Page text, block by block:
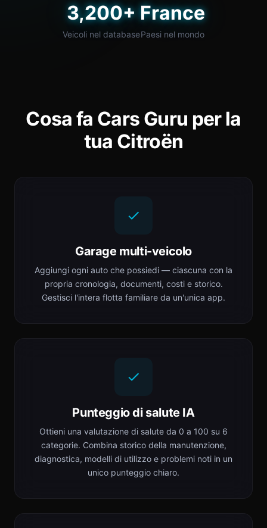
3,200+
Veicoli nel database
France
Paesi nel mondo
Cosa fa Cars Guru per la
tua Citroën
Garage multi-veicolo
Aggiungi ogni auto che possiedi — ciascuna con la
propria cronologia, documenti, costi e storico.
Gestisci l'intera flotta familiare da un'unica app.
Punteggio di salute IA
Ottieni una valutazione di salute da 0 a 100 su 6
categorie. Combina storico della manutenzione,
diagnostica, modelli di utilizzo e problemi noti in un
unico punteggio chiaro.